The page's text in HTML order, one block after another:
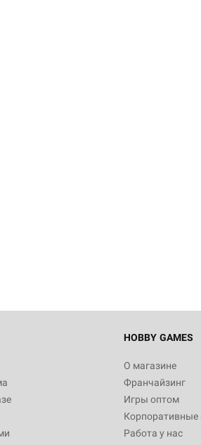
HOBBY GAMES
О магазине
Франчайзинг
Игры оптом
Корпоративные
Работа у нас